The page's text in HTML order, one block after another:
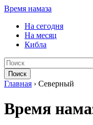
Время намаза
На сегодня
На месяц
Кибла
Поиск
Главная › Северный
Время